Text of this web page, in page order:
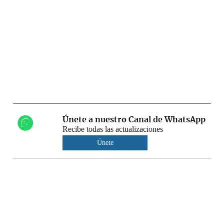
Únete a nuestro Canal de WhatsApp
Recibe todas las actualizaciones
Únete